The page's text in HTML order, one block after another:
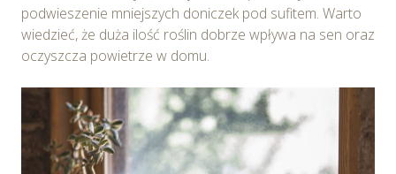
podwieszenie mniejszych doniczek pod sufitem. Warto
wiedzieć, że duża ilość roślin dobrze wpływa na sen oraz
oczyszcza powietrze w domu.